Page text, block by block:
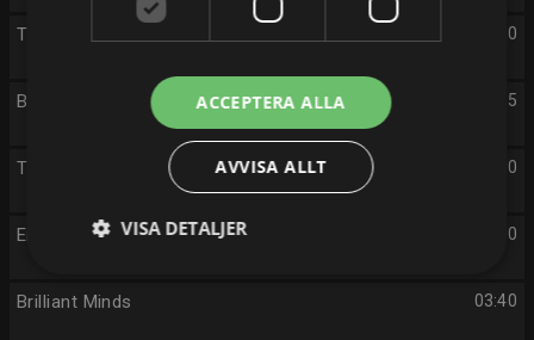
23:50
The Rookie
00:45
Brilliant Minds
01:40
The Rookie
02:40
En plats i solen
03:40
Brilliant Minds
ACCEPTERA ALLA
AVVISA ALLT
VISA DETALJER